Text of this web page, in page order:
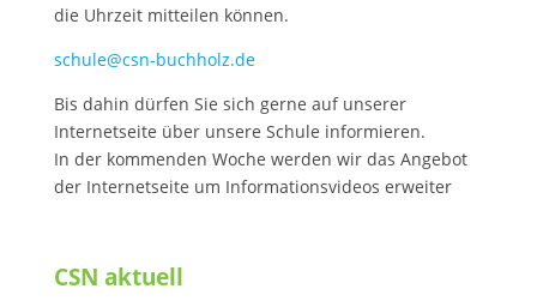
die Uhrzeit mitteilen können.
schule@csn-buchholz.de
Bis dahin dürfen Sie sich gerne auf unserer
Internetseite über unsere Schule informieren.
In der kommenden Woche werden wir das Angebot
der Internetseite um Informationsvideos erweiter
CSN aktuell